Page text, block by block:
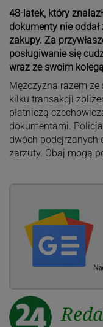
48-latek, który
dokumenty nie
zakupy. Za
posługiwanie się
wraz ze swoim
Mężczyzna razem
kilku transakcji
płatniczą
dokumentami.
dwóch
zarzuty. Obaj mogą